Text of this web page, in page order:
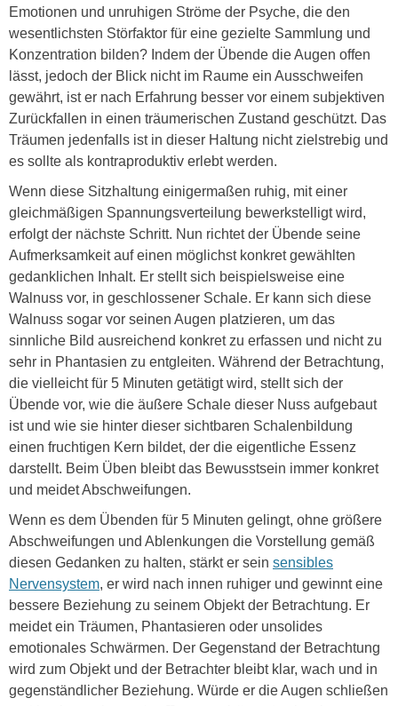
Emotionen und unruhigen Ströme der Psyche, die den
wesentlichsten Störfaktor für eine gezielte Sammlung und
Konzentration bilden? Indem der Übende die Augen offen
lässt, jedoch der Blick nicht im Raume ein Ausschweifen
gewährt, ist er nach Erfahrung besser vor einem subjektiven
Zurückfallen in einen träumerischen Zustand geschützt. Das
Träumen jedenfalls ist in dieser Haltung nicht zielstrebig und
es sollte als kontraproduktiv erlebt werden.
Wenn diese Sitzhaltung einigermaßen ruhig, mit einer
gleichmäßigen Spannungsverteilung bewerkstelligt wird,
erfolgt der nächste Schritt. Nun richtet der Übende seine
Aufmerksamkeit auf einen möglichst konkret gewählten
gedanklichen Inhalt. Er stellt sich beispielsweise eine
Walnuss vor, in geschlossener Schale. Er kann sich diese
Walnuss sogar vor seinen Augen platzieren, um das
sinnliche Bild ausreichend konkret zu erfassen und nicht zu
sehr in Phantasien zu entgleiten. Während der Betrachtung,
die vielleicht für 5 Minuten getätigt wird, stellt sich der
Übende vor, wie die äußere Schale dieser Nuss aufgebaut
ist und wie sie hinter dieser sichtbaren Schalenbildung
einen fruchtigen Kern bildet, der die eigentliche Essenz
darstellt. Beim Üben bleibt das Bewusstsein immer konkret
und meidet Abschweifungen.
Wenn es dem Übenden für 5 Minuten gelingt, ohne größere
Abschweifungen und Ablenkungen die Vorstellung gemäß
diesen Gedanken zu halten, stärkt er sein sensibles
Nervensystem, er wird nach innen ruhiger und gewinnt eine
bessere Beziehung zu seinem Objekt der Betrachtung. Er
meidet ein Träumen, Phantasieren oder unsolides
emotionales Schwärmen. Der Gegenstand der Betrachtung
wird zum Objekt und der Betrachter bleibt klar, wach und in
gegenständlicher Beziehung. Würde er die Augen schließen